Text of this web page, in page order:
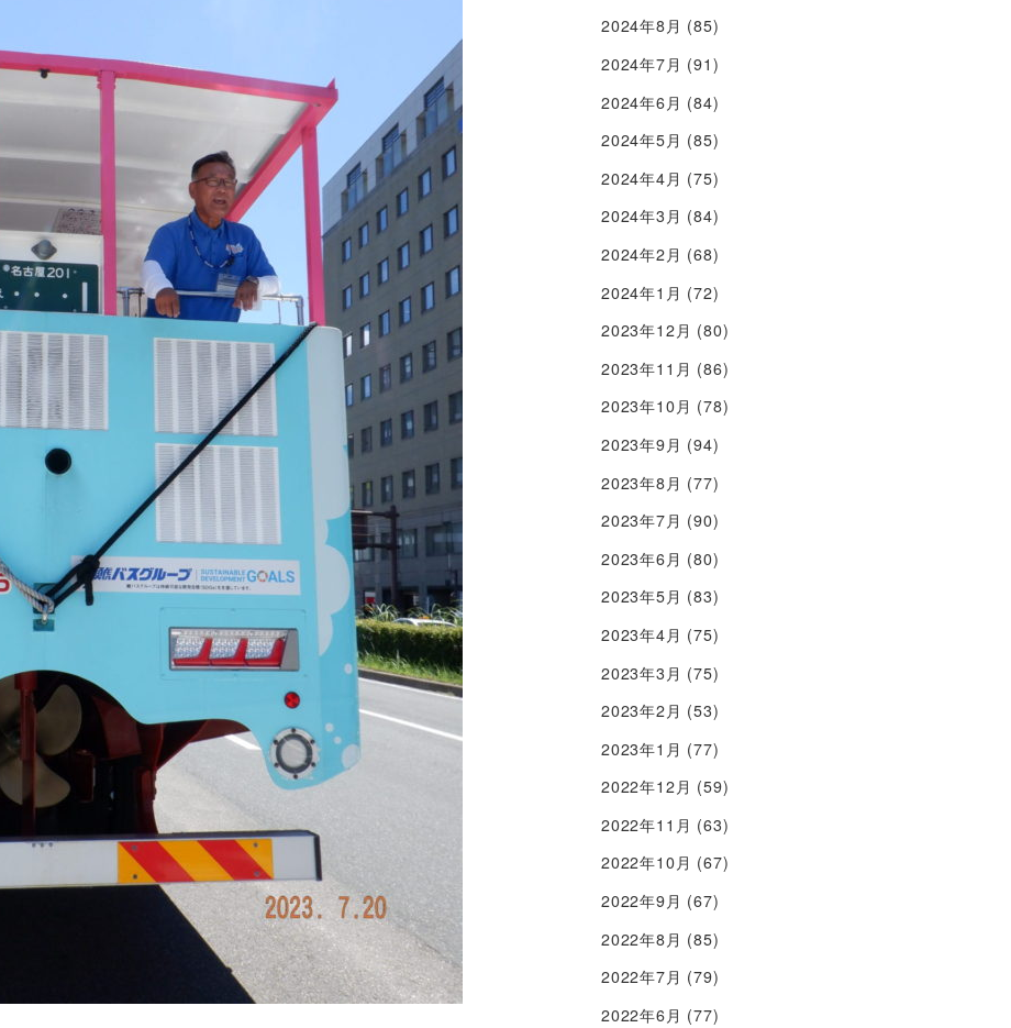
2024年8月 (85)
2024年7月 (91)
2024年6月 (84)
2024年5月 (85)
2024年4月 (75)
2024年3月 (84)
2024年2月 (68)
2024年1月 (72)
2023年12月 (80)
2023年11月 (86)
2023年10月 (78)
2023年9月 (94)
2023年8月 (77)
2023年7月 (90)
2023年6月 (80)
2023年5月 (83)
2023年4月 (75)
2023年3月 (75)
2023年2月 (53)
2023年1月 (77)
2022年12月 (59)
2022年11月 (63)
2022年10月 (67)
2022年9月 (67)
2022年8月 (85)
2022年7月 (79)
2022年6月 (77)